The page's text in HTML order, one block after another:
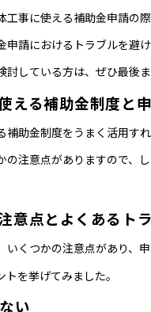
工事に使える補助金申請の
申請におけるトラブルを避
している方は、ぜひ最後
える補助金制度と
助金制度をうまく活用す
注意点がありますので、
意点とよくあるト
いくつかの注意点があり、
を挙げてみました。
い